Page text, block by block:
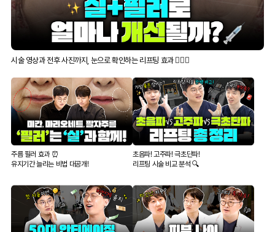
시술 영상과 전후 사진까지, 눈으로 확인하는 리프팅 효과 👍🏻✨
주름 필러 효과 ⏰
유지기간 늘리는 비법 대공개!
초음파! 고주파! 극초단파!
리프팅 시술 비교 분석 🔍